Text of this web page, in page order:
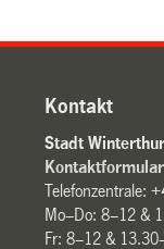
Kontakt
Stadt Winterthur
Kontaktformular
Telefonzentrale:
Mo–Do: 8–12 &
Fr: 8–12 &